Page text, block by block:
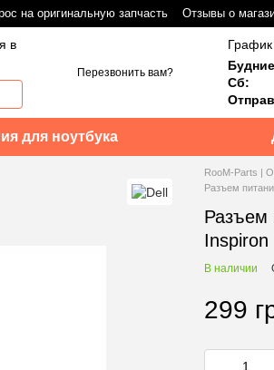
на оригинальную запчасть Отзывы о
в
Перезвонить вам?
Сб:
для ноутбука
RooM-Parts |
Разъем
Разъем
В наличии
299